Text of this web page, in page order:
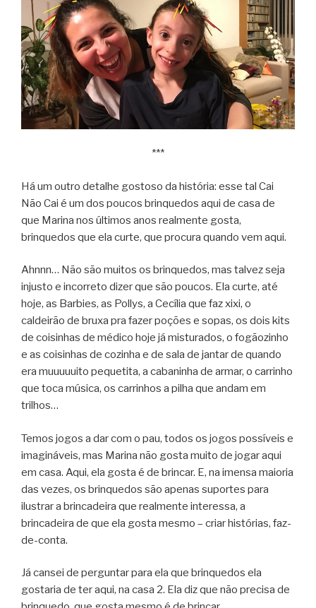
***
Há um outro detalhe gostoso da história: esse tal Cai
Não Cai é um dos poucos brinquedos aqui de casa de
que Marina nos últimos anos realmente gosta,
brinquedos que ela curte, que procura quando vem aqui.
Ahnnn… Não são muitos os brinquedos, mas talvez seja
injusto e incorreto dizer que são poucos. Ela curte, até
hoje, as Barbies, as Pollys, a Cecília que faz xixi, o
caldeirão de bruxa pra fazer poções e sopas, os dois kits
de coisinhas de médico hoje já misturados, o fogãozinho
e as coisinhas de cozinha e de sala de jantar de quando
era muuuuuito pequetita, a cabaninha de armar, o carrinho
que toca música, os carrinhos a pilha que andam em
trilhos…
Temos jogos a dar com o pau, todos os jogos possíveis e
imagináveis, mas Marina não gosta muito de jogar aqui
em casa. Aqui, ela gosta é de brincar. E, na imensa maioria
das vezes, os brinquedos são apenas suportes para
ilustrar a brincadeira que realmente interessa, a
brincadeira de que ela gosta mesmo – criar histórias, faz-
de-conta.
Já cansei de perguntar para ela que brinquedos ela
gostaria de ter aqui, na casa 2. Ela diz que não precisa de